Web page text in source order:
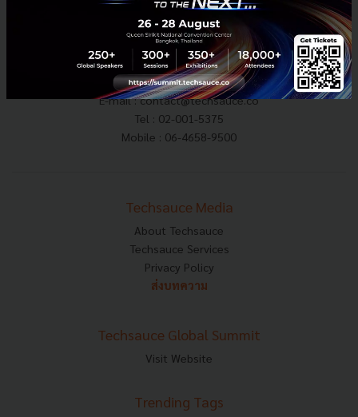
E-mail :contact@techsauce.co
Tel : 02-001-5375
Mobile : 06-4658-9500
Techsauce Media
About Techsauce
Techsauce Services
Privacy Policy
ส่งบทความ
Techsauce Global Summit
Visit Website
Trending Tags